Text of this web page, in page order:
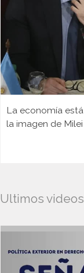
La economía
la imagen de Milei
Ultimos videos